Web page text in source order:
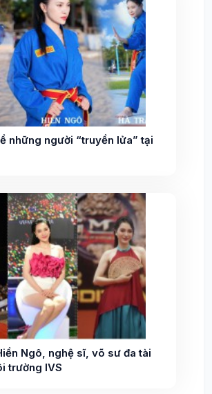
những người “truyền lửa” tại
Ngô, nghệ sĩ, võ sư đa tài
trường IVS